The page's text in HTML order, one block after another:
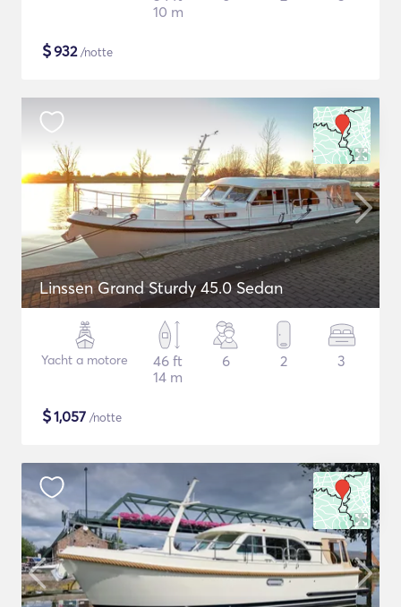
10 m
$932/notte
Linssen Grand Sturdy 45.0 Sedan
Yacht a motore
46 ft
14 m
6 2 3
$1,057 /notte